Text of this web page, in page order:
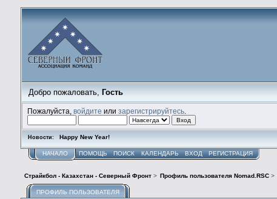
Добро пожаловать, Гость
Пожалуйста, войдите или зарегистрируйтесь.
Новости: Happy New Year!
НАЧАЛО ПОМОЩЬ ПОИСК КАЛЕНДАРЬ ВХОД РЕГИСТРАЦИЯ
Страйкбол - Казахстан - Северный Фронт > Профиль пользователя Nomad.RSC >
ПРОФИЛЬ ПОЛЬЗОВАТЕЛЯ